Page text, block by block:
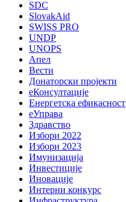
SDC
SlovakAid
SWISS PRO
UNDP
UNOPS
Апел
Вести
Донаторски пројекти
еКонсултације
Енергетска ефикасност
еУправа
Здравство
Избори 2022
Избори 2023
Имунизација
Инвестиције
Иновације
Интерни конкурс